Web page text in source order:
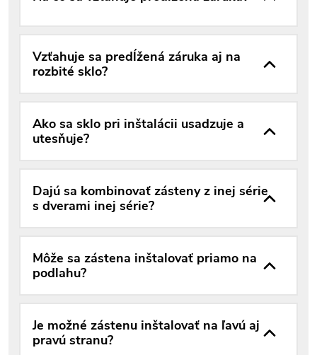
Vzťahuje sa predĺžená záruka aj na
rozbité sklo?
Ako sa sklo pri inštalácii usadzuje a
utesňuje?
Dajú sa kombinovať zásteny z inej série
s dverami inej série?
Môže sa zástena inštalovať priamo na
podlahu?
Je možné zástenu inštalovať na ľavú aj
pravú stranu?